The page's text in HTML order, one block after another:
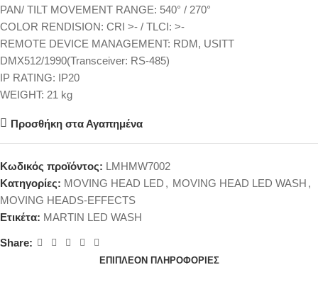
PAN/ TILT MOVEMENT RANGE: 540° / 270°
COLOR RENDISION: CRI >- / TLCI: >-
REMOTE DEVICE MANAGEMENT: RDM, USITT
DMX512/1990(Transceiver: RS-485)
IP RATING: IP20
WEIGHT: 21 kg
Προσθήκη στα Αγαπημένα
Κωδικός προϊόντος: LMHMW7002
Κατηγορίες: MOVING HEAD LED , MOVING HEAD LED WASH ,
MOVING HEADS-EFFECTS
Ετικέτα: MARTIN LED WASH
Share:
ΕΠΙΠΛΈΟΝ ΠΛΗΡΟΦΟΡΊΕΣ